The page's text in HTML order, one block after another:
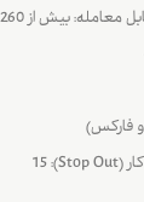
معامله: بیش از 260
و فارکس)
سطح خروج خودکار (Stop Out): 15